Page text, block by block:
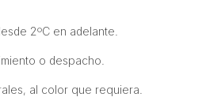
2ºC en adelante.
o despacho.
al color que requiera.